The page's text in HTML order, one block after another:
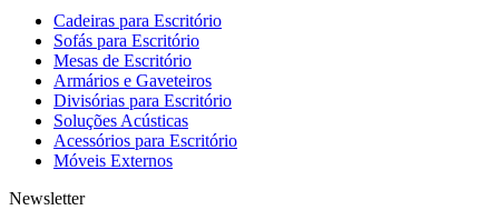
Cadeiras para Escritório
Sofás para Escritório
Mesas de Escritório
Armários e Gaveteiros
Divisórias para Escritório
Soluções Acústicas
Acessórios para Escritório
Móveis Externos
Newsletter